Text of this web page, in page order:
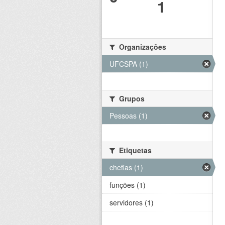
1
Organizações
UFCSPA (1)
Grupos
Pessoas (1)
Etiquetas
chefias (1)
funções (1)
servidores (1)